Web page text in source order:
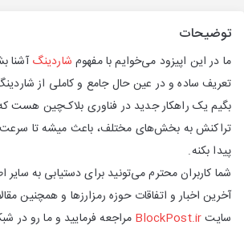
توضیحات
ما در این اپیزود می‌خوایم با مفهوم شاردینگآشنا
تعریف ساده و در عین حال جامع و کاملی از
بگیم یک راهکار جدید در فناوری بلاک‌چین هست
تراکنش به بخش‌های مختلف، باعث میشه تا سرعت
پیدا بکنه.
شما کاربران محترم می‌تونید برای دستیابی به سایر
آخرین اخبار و اتفاقات حوزه رمزارزها و همچنین
سایتBlockPost.ir مراجعه فرمایید و ما رو در